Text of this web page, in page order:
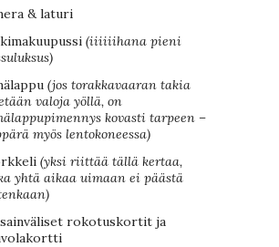
& laturi
(iiiiiihana pieni
(jos torakkavaaran takia
valoja yöllä, on
kovasti tarpeen –
myös lentokoneessa)
(yksi riittää tällä kertaa,
yhtä aikaa uimaan ei päästä
rokotuskortit ja